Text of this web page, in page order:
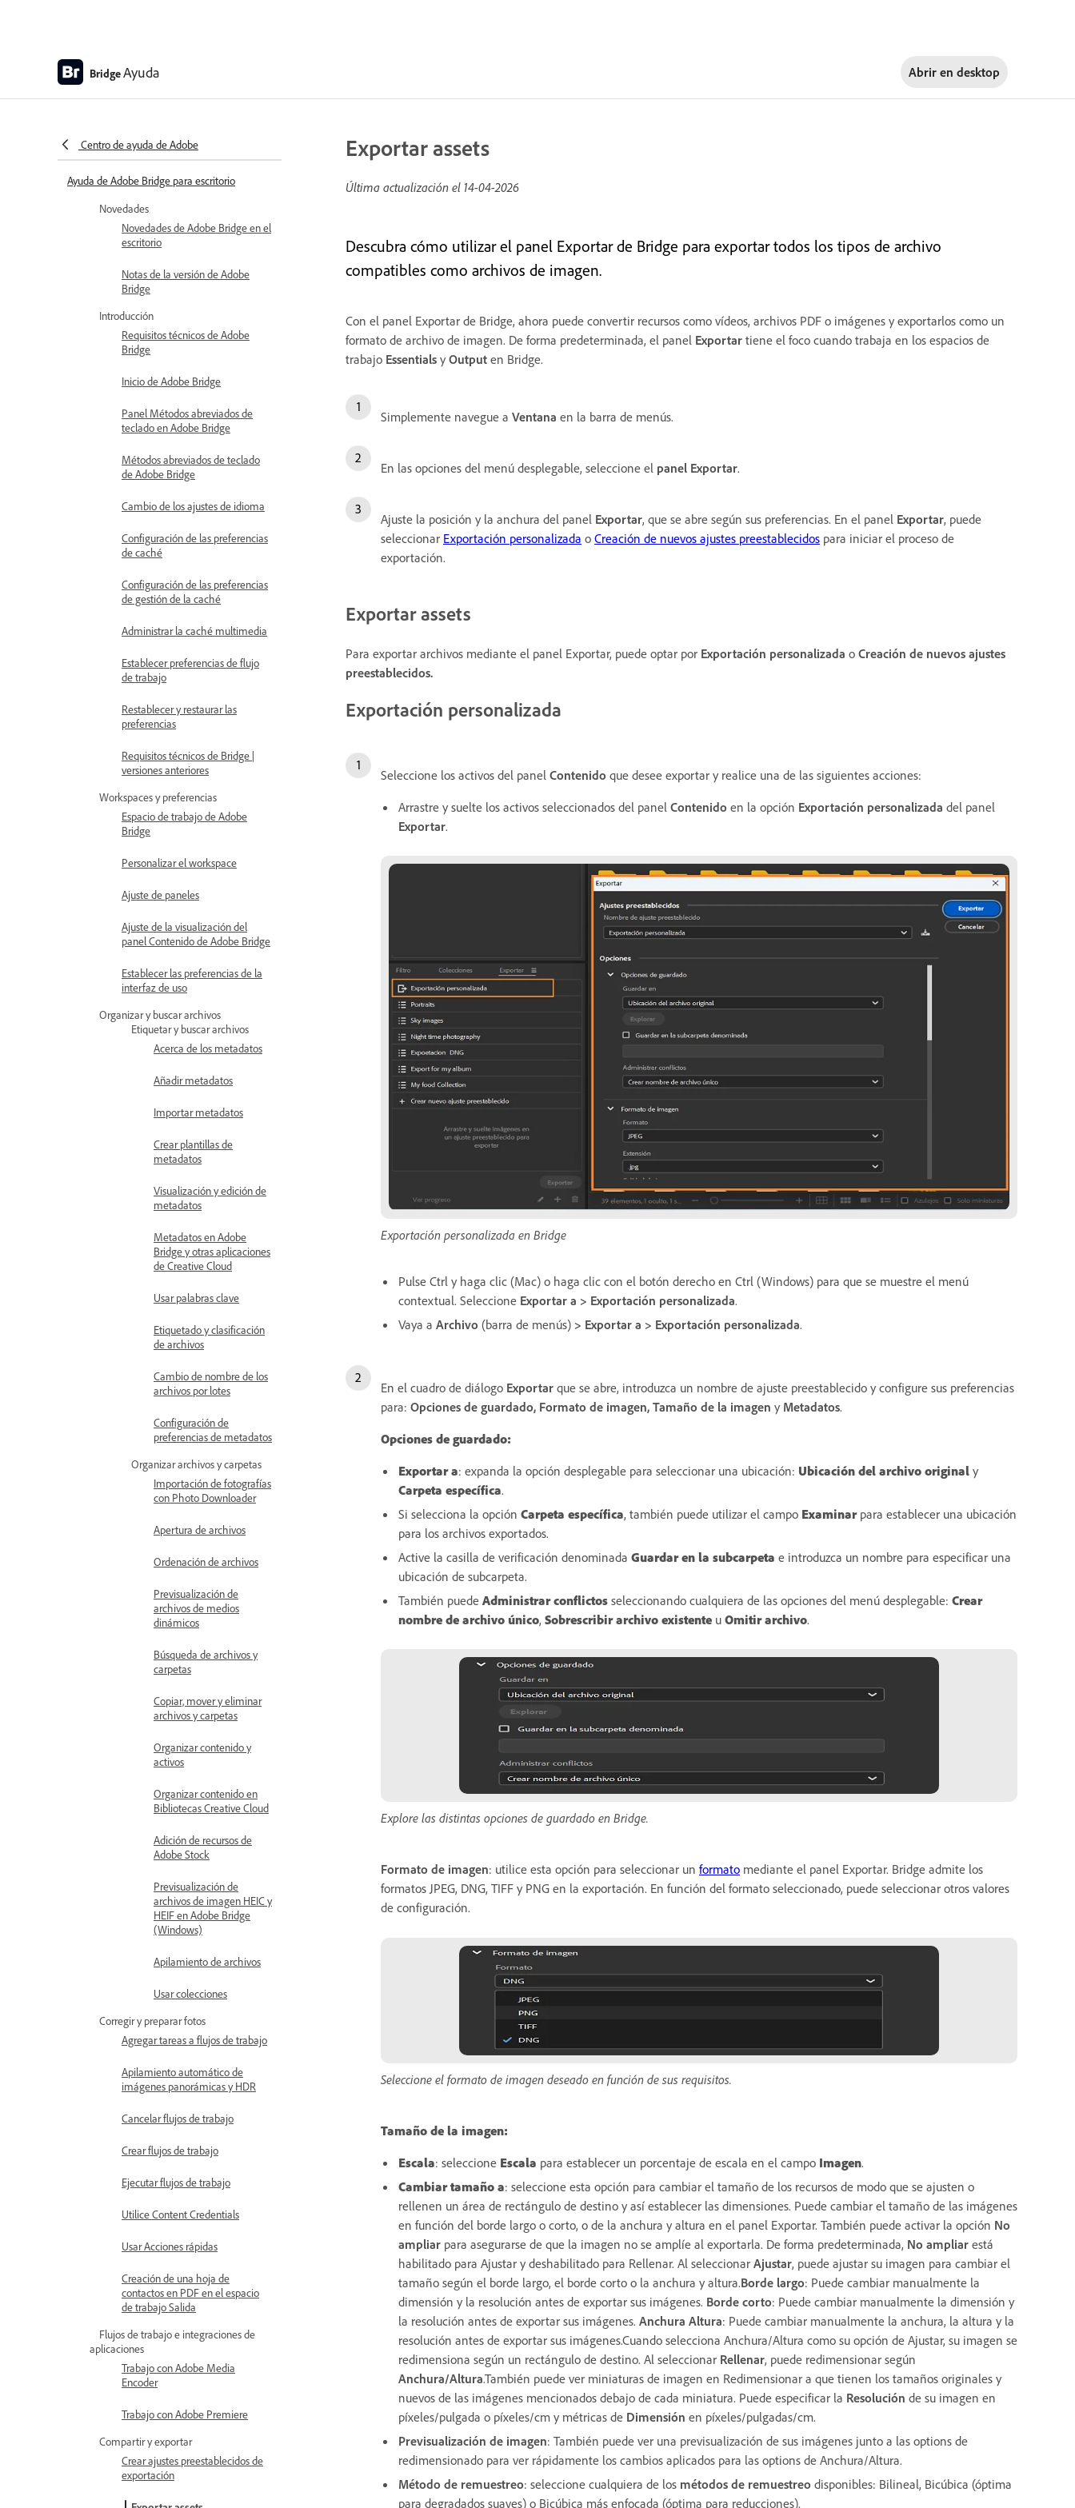
BridgeAyuda Abrir en desktop
Centro de ayuda de Adobe
Ayuda de Adobe Bridge para escritorio
Novedades
Novedades de Adobe Bridge en el
escritorio
Notas de la versión de Adobe
Bridge
Introducción
Requisitos técnicos de Adobe
Bridge
Inicio de Adobe Bridge
Panel Métodos abreviados de
teclado en Adobe Bridge
Métodos abreviados de teclado
de Adobe Bridge
Cambio de los ajustes de idioma
Configuración de las preferencias
de caché
Configuración de las preferencias
de gestión de la caché
Administrar la caché multimedia
Establecer preferencias de flujo
de trabajo
Restablecer y restaurar las
preferencias
Requisitos técnicos de Bridge |
versiones anteriores
Workspaces y preferencias
Espacio de trabajo de Adobe
Bridge
Personalizar el workspace
Ajuste de paneles
Ajuste de la visualización del
panel Contenido de Adobe Bridge
Establecer las preferencias de la
interfaz de uso
Organizar y buscar archivos
Etiquetar y buscar archivos
Acerca de los metadatos
Añadir metadatos
Importar metadatos
Crear plantillas de
metadatos
Visualización y edición de
metadatos
Metadatos en Adobe
Bridge y otras aplicaciones
de Creative Cloud
Usar palabras clave
Etiquetado y clasificación
de archivos
Cambio de nombre de los
archivos por lotes
Configuración de
preferencias de metadatos
Organizar archivos y carpetas
Importación de fotografías
con Photo Downloader
Apertura de archivos
Ordenación de archivos
Previsualización de
archivos de medios
dinámicos
Búsqueda de archivos y
carpetas
Copiar, mover y eliminar
archivos y carpetas
Organizar contenido y
activos
Organizar contenido en
Bibliotecas Creative Cloud
Adición de recursos de
Adobe Stock
Previsualización de
archivos de imagen HEIC y
HEIF en Adobe Bridge
(Windows)
Apilamiento de archivos
Usar colecciones
Corregir y preparar fotos
Agregar tareas a flujos de trabajo
Apilamiento automático de
imágenes panorámicas y HDR
Cancelar flujos de trabajo
Crear flujos de trabajo
Ejecutar flujos de trabajo
Utilice Content Credentials
Usar Acciones rápidas
Creación de una hoja de
contactos en PDF en el espacio
de trabajo Salida
Flujos de trabajo e integraciones de
aplicaciones
Trabajo con Adobe Media
Encoder
Trabajo con Adobe Premiere
Compartir y exportar
Crear ajustes preestablecidos de
exportación
Exportar assets
Última actualización el 14-04-2026
Descubra cómo utilizar el panel Exportar de Bridge para exportar todos los tipos de archivo
compatibles como archivos de imagen.
Con el panel Exportar de Bridge, ahora puede convertir recursos como vídeos, archivos PDF o imágenes y exportarlos como un
formato de archivo de imagen. De forma predeterminada, el panel Exportar tiene el foco cuando trabaja en los espacios de
trabajo Essentials y Output en Bridge.
Simplemente navegue a Ventana en la barra de menús.
En las opciones del menú desplegable, seleccione el panel Exportar.
Ajuste la posición y la anchura del panel Exportar, que se abre según sus preferencias. En el panel Exportar, puede
seleccionar Exportación personalizada o Creación de nuevos ajustes preestablecidos para iniciar el proceso de
exportación.
Exportar assets
Para exportar archivos mediante el panel Exportar, puede optar por Exportación personalizada o Creación de nuevos ajustes
preestablecidos.
Exportación personalizada
Seleccione los activos del panel Contenido que desee exportar y realice una de las siguientes acciones:
Arrastre y suelte los activos seleccionados del panel Contenido en la opción Exportación personalizada del panel
Exportar.
Exportación personalizada en Bridge
Pulse Ctrl y haga clic (Mac) o haga clic con el botón derecho en Ctrl (Windows) para que se muestre el menú
contextual. Seleccione Exportar a > Exportación personalizada.
Vaya a Archivo (barra de menús) > Exportar a > Exportación personalizada.
En el cuadro de diálogo Exportar que se abre, introduzca un nombre de ajuste preestablecido y configure sus preferencias
para: Opciones de guardado, Formato de imagen, Tamaño de la imagen y Metadatos.
Opciones de guardado:
Exportar a: expanda la opción desplegable para seleccionar una ubicación: Ubicación del archivo original y
Carpeta específica.
Si selecciona la opción Carpeta específica, también puede utilizar el campo Examinarpara establecer una ubicación
para los archivos exportados.
Active la casilla de verificación denominada Guardar en la subcarpeta e introduzca un nombre para especificar una
ubicación de subcarpeta.
También puede Administrar conflictos seleccionando cualquiera de las opciones del menú desplegable: Crear
nombre de archivo único, Sobrescribir archivo existente u Omitir archivo.
Explore las distintas opciones de guardado en Bridge.
Formato de imagen: utilice esta opción para seleccionar un formato mediante el panel Exportar. Bridge admite los
formatos JPEG, DNG, TIFF y PNG en la exportación. En función del formato seleccionado, puede seleccionar otros valores
de configuración.
Seleccione el formato de imagen deseado en función de sus requisitos.
Tamaño de la imagen:
Escala: seleccione Escala para establecer un porcentaje de escala en el campo Imagen.
Cambiar tamaño a: seleccione esta opción para cambiar el tamaño de los recursos de modo que se ajusten o
rellenen un área de rectángulo de destino y así establecer las dimensiones. Puede cambiar el tamaño de las imágenes
en función del borde largo o corto, o de la anchura y altura en el panel Exportar. También puede activar la opción No
ampliar para asegurarse de que la imagen no se amplíe al exportarla. De forma predeterminada, No ampliar está
habilitado para Ajustar y deshabilitado para Rellenar. Al seleccionar Ajustar, puede ajustar su imagen para cambiar el
tamaño según el borde largo, el borde corto o la anchura y altura.Borde largo: Puede cambiar manualmente la
dimensión y la resolución antes de exportar sus imágenes. Borde corto: Puede cambiar manualmente la dimensión y
la resolución antes de exportar sus imágenes. Anchura Altura: Puede cambiar manualmente la anchura, la altura y la
resolución antes de exportar sus imágenes.Cuando selecciona Anchura/Altura como su opción de Ajustar, su imagen se
redimensiona según un rectángulo de destino. Al seleccionar Rellenar, puede redimensionar según
Anchura/Altura.También puede ver miniaturas de imagen en Redimensionar a que tienen los tamaños originales y
nuevos de las imágenes mencionados debajo de cada miniatura. Puede especificar la Resolución de su imagen en
píxeles/pulgada o píxeles/cm y métricas de Dimensión en píxeles/pulgadas/cm.
Previsualización de imagen: También puede ver una previsualización de sus imágenes junto a las options de
redimensionado para ver rápidamente los cambios aplicados para las options de Anchura/Altura.
Método de remuestreo: seleccione cualquiera de los métodos de remuestreo disponibles: Bilineal, Bicúbica (óptima
para degradados suaves) o Bicúbica más enfocada (óptima para reducciones).